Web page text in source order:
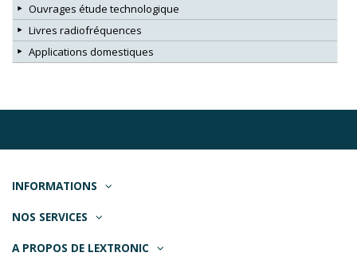
Ouvrages étude technologique
Livres radiofréquences
Applications domestiques
INFORMATIONS
NOS SERVICES
A PROPOS DE LEXTRONIC